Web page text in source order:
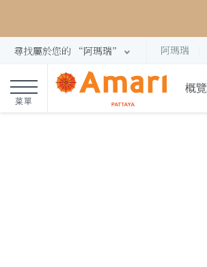
尋找屬於您的 “阿瑪瑞” 阿瑪瑞
菜單
概覽